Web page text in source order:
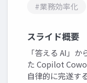
#業務効率化
スライド概要
「答える AI」
た Copilot
自律的に完遂す